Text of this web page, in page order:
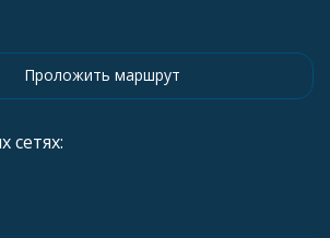
Проложить маршрут
сетях: